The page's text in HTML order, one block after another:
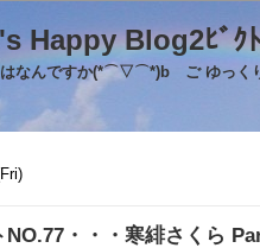
Happy
はなんですか(*⌒▽⌒*)b ご ゆっく
NO.77・・・寒緋さくら